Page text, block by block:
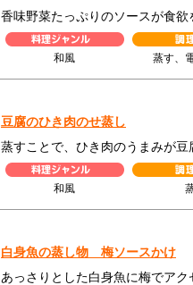
香味野菜たっぷりのソースが食欲
和風 蒸す、
豆腐のひき肉のせ蒸し
蒸すことで、ひき肉のうまみが豆
和風
白身魚の蒸し物 梅ソースかけ
あっさりとした白身魚に梅でアク